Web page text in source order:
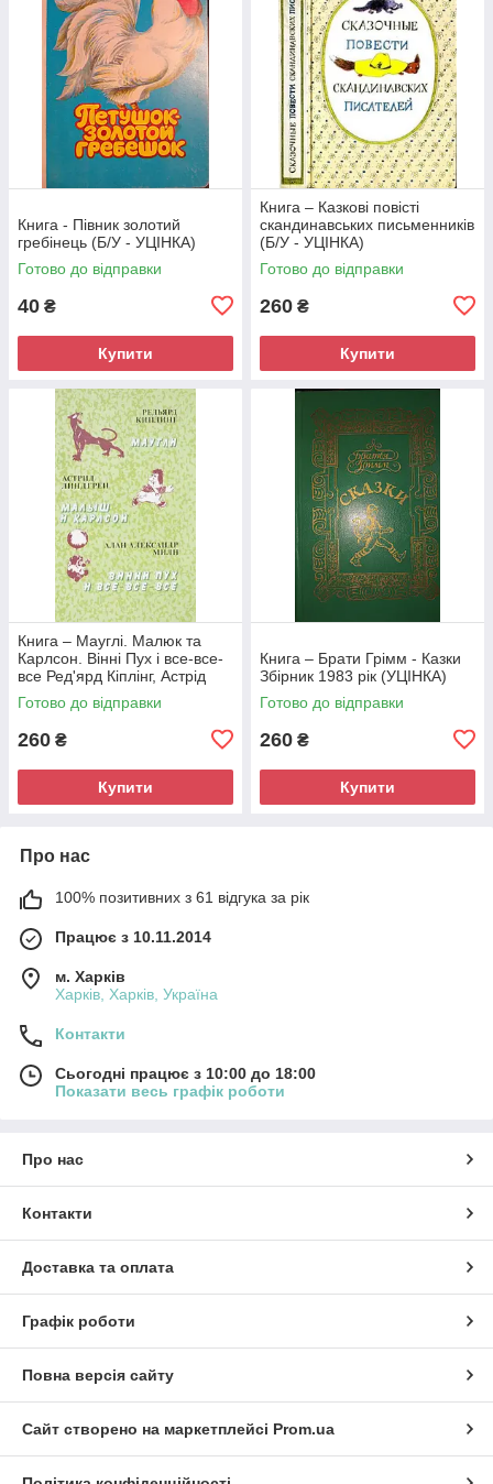
Книга - Півник золотий
гребінець (Б/У - УЦІНКА)
Готово до відправки
40 ₴
Купити
Книга – Казкові повісті
скандинавських письменників
(Б/У - УЦІНКА)
Готово до відправки
260 ₴
Купити
Книга – Мауглі. Малюк та
Карлсон. Вінні Пух і все-все-
все Ред'ярд Кіплінг, Астрід
Ліндгрен, Алан Мілн (Б/У -
УЦІНКА)
Готово до відправки
260 ₴
Купити
Книга – Брати Грімм - Казки
Збірник 1983 рік (УЦІНКА)
Готово до відправки
260 ₴
Купити
Про нас
100% позитивних з 61 відгука за рік
Працює з 10.11.2014
м. Харків
Харків, Харків, Україна
Контакти
Сьогодні працює з 10:00 до 18:00
Показати весь графік роботи
Про нас
Контакти
Доставка та оплата
Графік роботи
Повна версія сайту
Сайт створено на маркетплейсі Prom.ua